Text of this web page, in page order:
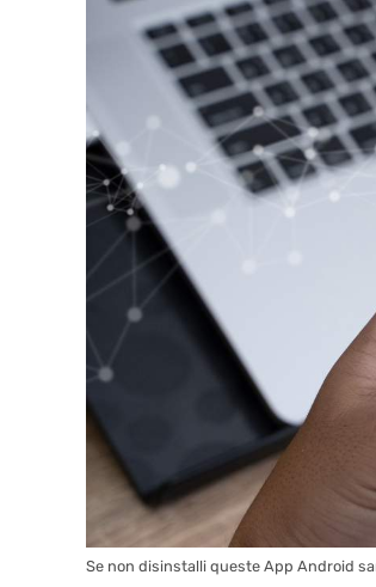
Se non disinstalli queste App Android